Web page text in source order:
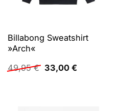
Billabong Sweatshirt
»Arch«
49,95€ Ursprünglicher
Preis
33,00 €Aktueller